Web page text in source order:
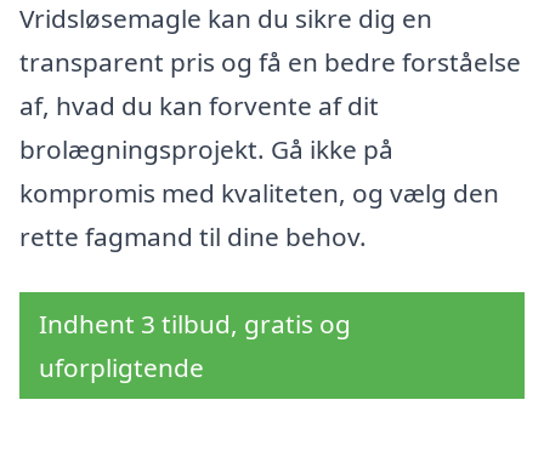
Vridsløsemagle kan du sikre dig en
transparent pris og få en bedre forståelse
af, hvad du kan forvente af dit
brolægningsprojekt. Gå ikke på
kompromis med kvaliteten, og vælg den
rette fagmand til dine behov.
Indhent 3 tilbud, gratis og
uforpligtende